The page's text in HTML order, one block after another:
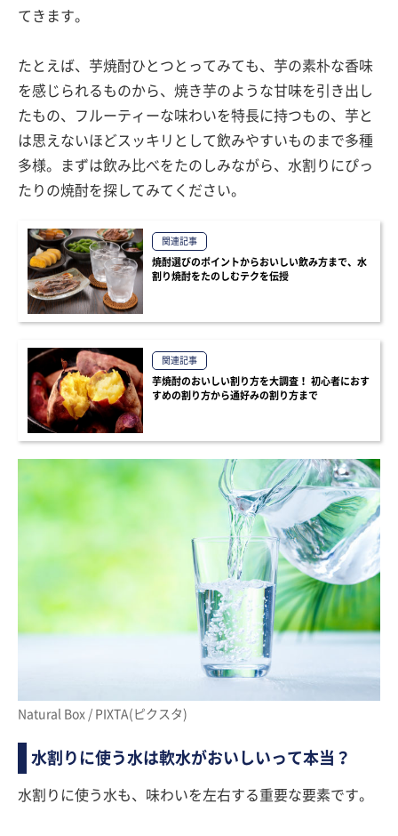
てきます。
たとえば、芋焼酎ひとつとってみても、芋の素朴な香味
を感じられるものから、焼き芋のような甘味を引き出し
たもの、フルーティーな味わいを特長に持つもの、芋と
は思えないほどスッキリとして飲みやすいものまで多種
多様。まずは飲み比べをたのしみながら、水割りにぴっ
たりの焼酎を探してみてください。
関連記事
焼酎選びのポイントからおいしい飲み方まで、水
割り焼酎をたのしむテクを伝授
関連記事
芋焼酎のおいしい割り方を大調査！ 初心者におす
すめの割り方から通好みの割り方まで
Natural Box / PIXTA(ピクスタ)
水割りに使う水は軟水がおいしいって本当？
水割りに使う水も、味わいを左右する重要な要素です。